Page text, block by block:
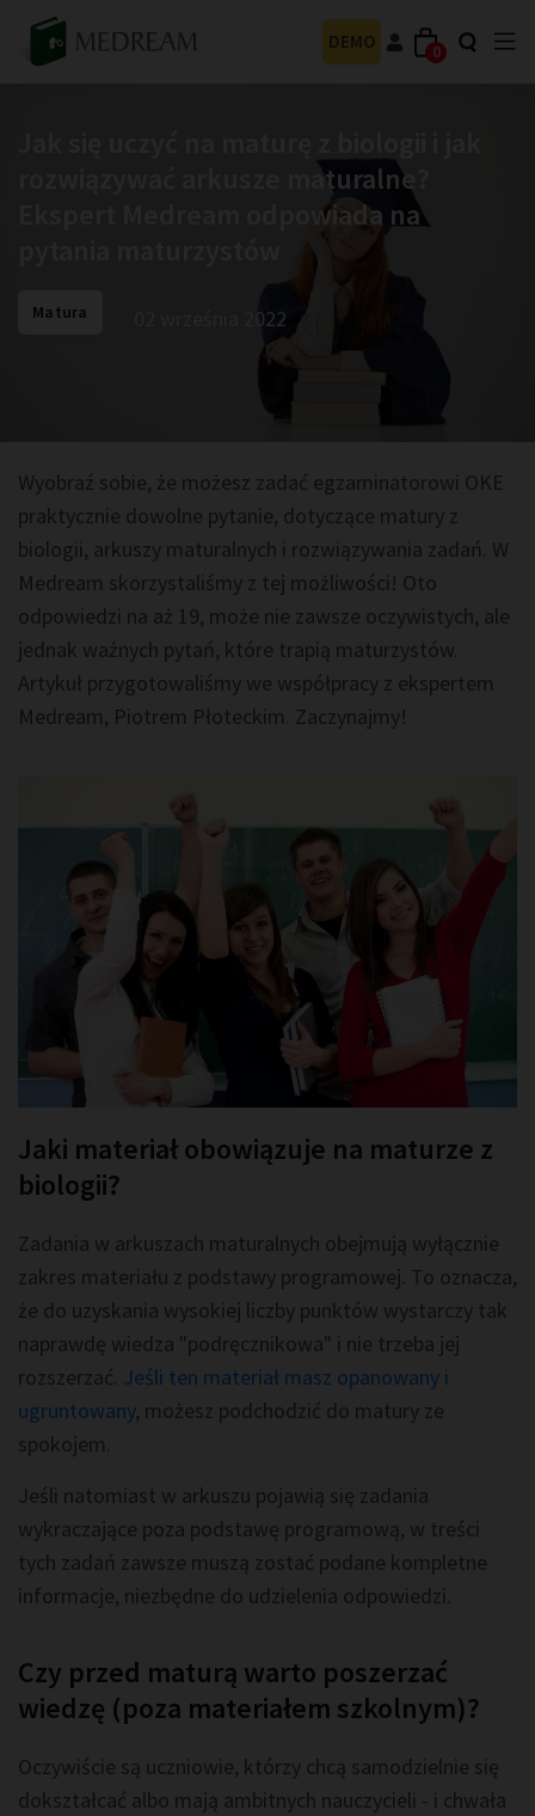
DEMO 0
rozwiązywać arkusze maturalne?
Ekspert Medream odpowiada na
Matura 02 września 2022
Wyobraź sobie, że możesz zadać egzaminatorowi OKE
praktycznie dowolne pytanie, dotyczące matury z
biologii, arkuszy maturalnych i rozwiązywania zadań. W
Medream skorzystaliśmy z tej możliwości! Oto
odpowiedzi na aż 19, może nie zawsze oczywistych, ale
jednak ważnych pytań, które trapią maturzystów.
Artykuł przygotowaliśmy we współpracy z ekspertem
Medream, Piotrem Płoteckim. Zaczynajmy!
Jaki materiał obowiązuje na maturze z
biologii?
Zadania w arkuszach maturalnych obejmują wyłącznie
zakres materiału z podstawy programowej. To oznacza,
że do uzyskania wysokiej liczby punktów wystarczy tak
naprawdę wiedza "podręcznikowa" i nie trzeba jej
rozszerzać. Jeśli ten materiał masz opanowany i
ugruntowany, możesz podchodzić do matury ze
spokojem.
Jeśli natomiast w arkuszu pojawią się zadania
wykraczające poza podstawę programową, w treści
tych zadań zawsze muszą zostać podane kompletne
informacje, niezbędne do udzielenia odpowiedzi.
Czy przed maturą warto poszerzać
wiedzę (poza materiałem szkolnym)?
Oczywiście są uczniowie, którzy chcą samodzielnie się
dokształcać albo mają ambitnych nauczycieli - i chwała